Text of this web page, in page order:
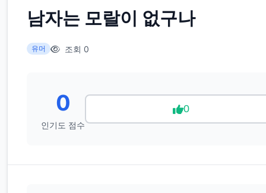
남자는 모랄이 없구나
유머 조회 0
0
인기도 점수
0